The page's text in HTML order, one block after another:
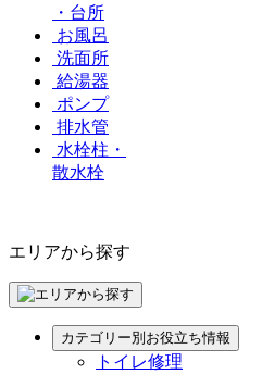
・台所
お風呂
洗面所
給湯器
ポンプ
排水管
水栓柱・
散水栓
エリアから探す
カテゴリー別お役立ち情報
トイレ修理